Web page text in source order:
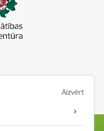
Aizvērt